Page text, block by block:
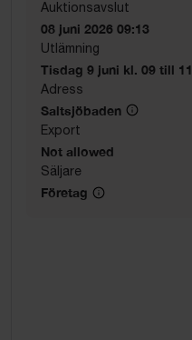
Auktionsavslut
08 juni 2026 09:13
Utlämning
Tisdag 9 juni kl. 09 till 11
Adress
Saltsjöbaden
Export
Not allowed
Säljare
Företag